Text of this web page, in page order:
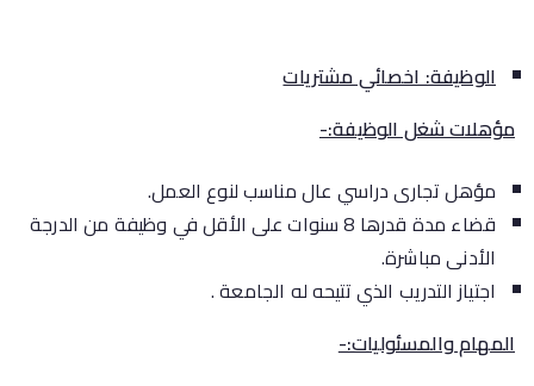
الوظيفة: اخصائي مشتريات
مؤهلات شغل الوظيفة:-
مؤهل تجارى دراسي عال مناسب لنوع العمل.
قضاء مدة قدرها 8 سنوات على الأقل في وظيفة من الدرجة
الأدنى مباشرة.
اجتياز التدريب الذي تتيحه له الجامعة .
المهام والمسئوليات:-